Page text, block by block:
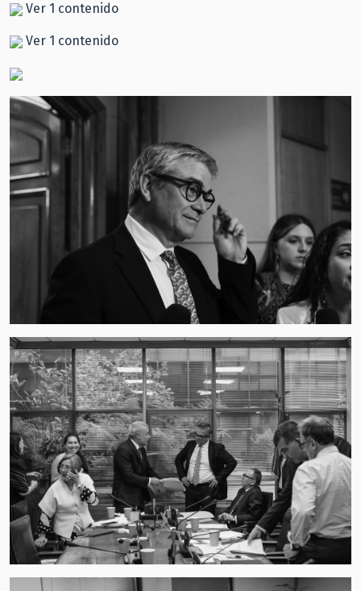
Ver 1 contenido
Ver 1 contenido